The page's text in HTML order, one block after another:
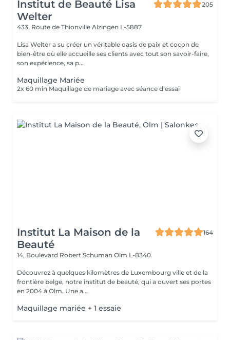
Institut de Beauté Lisa
Welter
205
433, Route de Thionville Alzingen L-5887
Lisa Welter a su créer un véritable oasis de paix et cocon de
bien-être où elle accueille ses clients avec tout son savoir-faire,
son expérience, sa p...
Maquillage Mariée
2x 60 min Maquillage de mariage avec séance d'essai
Institut La Maison de la
Beauté
164
14, Boulevard Robert Schuman Olm L-8340
Découvrez à quelques kilomètres de Luxembourg ville et de la
frontière belge, notre institut de beauté, qui a ouvert ses portes
en 2004 à Olm. Une a...
Maquillage mariée + 1 essaie